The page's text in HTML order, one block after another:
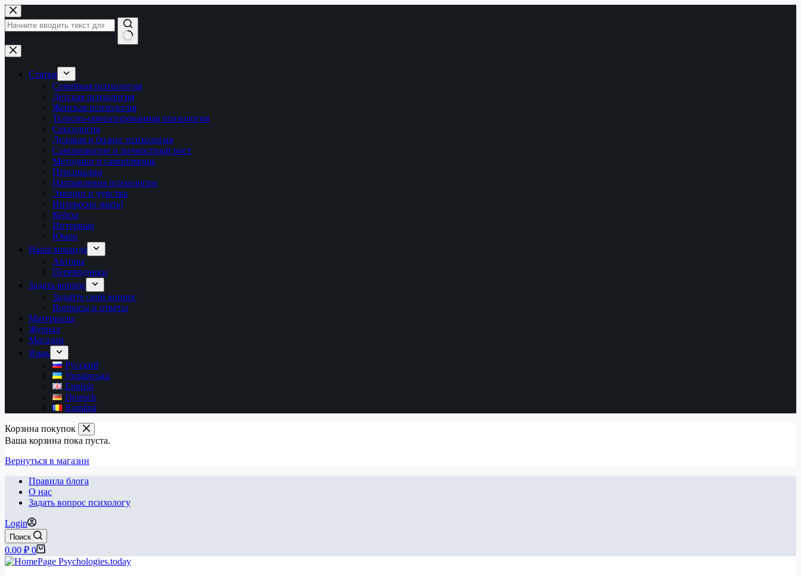
Перейти
к
сути
Ничего
не
найденоСтатьи
Семейная психология
Детская психология
Женская психология
Телесно-ориентированная психология
Сексология
Деловая и бизнес психология
Саморазвитие и личностный рост
Методики и самопомощь
Персоналии
Направления психологии
Эмоции и чувства
Интересно знать!
Кейсы
Интервью
Юмор
Наша команда
Авторы
Переводчики
Задать вопрос
Задайте свой вопрос
Вопросы и ответы
Материалы
Журнал
Магазин
Язык
Русский
Українська
English
Deutsch
Română
Корзина покупок
Ваша корзина пока пуста.
Вернуться в магазин
Правила блога
О нас
Задать вопрос психологу
Login
Поиск
Корзина
0.00 ₽ 0